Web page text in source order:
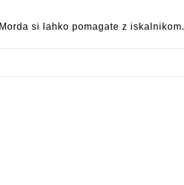
si lahko pomagate z iskalnikom.